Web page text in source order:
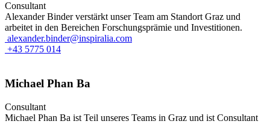
Consultant
Alexander Binder verstärkt unser Team am Standort Graz und
arbeitet in den Bereichen Forschungsprämie und Investitionen.
alexander.binder@inspiralia.com
+43 5775 014
Michael Phan Ba
Consultant
Michael Phan Ba ist Teil unseres Teams in Graz und ist Consultant